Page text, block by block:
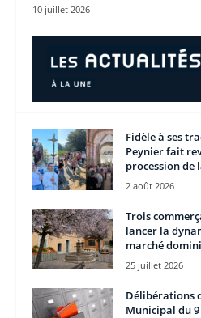
10 juillet 2026
Fidèle à ses
Peynier fait
procession de
2 août 2026
Trois
lancer la
marché
25 juillet 2026
Délibérations
Municipal du